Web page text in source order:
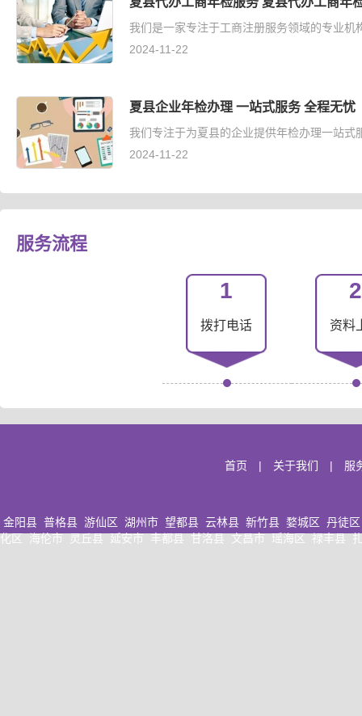
我们是一家专注于工商注册服务领域的专业
2024-11-22
夏县企业年检办理 一站式服务 全程无忧
我们专注于为夏县的企业提供年检办理一站
2024-11-22
服务流程
1
拨打电话
2
资料
首页 | 关于我们 | 服
金阳县 普格县 游仙区 湖州市 望都县 云林县 新竹县 婺城区 丹徒区
化区
海伦市 灵丘县 延安市 丰都县 甘洛县 文昌市 瑶海区 禄丰县